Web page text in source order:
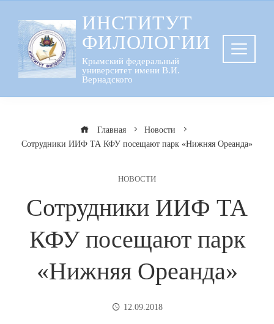
содержанию
ИНСТИТУТ
ФИЛОЛОГИИ
Крымский федеральный
университет имени В.И.
Вернадского
Главная
Новости
Сотрудники ИИФ ТА КФУ посещают парк «Нижняя Ореанда»
НОВОСТИ
Сотрудники ИИФ ТА
КФУ посещают парк
«Нижняя Ореанда»
12.09.2018